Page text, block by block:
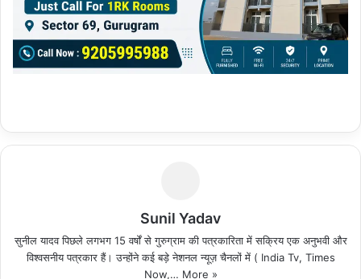
Sunil Yadav
सुनील यादव पिछले लगभग 15 वर्षों से गुरुग्राम की पत्रकारिता में सक्रिय एक अनुभवी और
विश्वसनीय पत्रकार हैं। उन्होंने कई बड़े नेशनल न्यूज़ चैनलों में ( India Tv, Times
Now,… More »